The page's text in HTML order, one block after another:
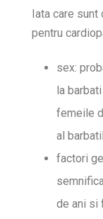
Iata care
pentru
sex:
la
femeile
al
factori
de ani si